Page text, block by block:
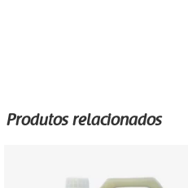
Produtos relacionados